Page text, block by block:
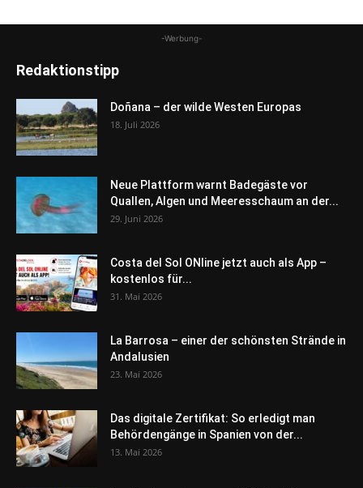
-Werbung-
Redaktionstipp
Doñana – der wilde Westen Europas
18. Juli 2026
Neue Plattform warnt Badegäste vor
Quallen, Algen und Meeresschaum an der...
29. Juni 2026
Costa del Sol ONline jetzt auch als App –
kostenlos für...
31. Mai 2026
La Barrosa – einer der schönsten Strände in
Andalusien
23. Mai 2026
Das digitale Zertifikat: So erledigt man
Behördengänge in Spanien von der...
13. Mai 2026